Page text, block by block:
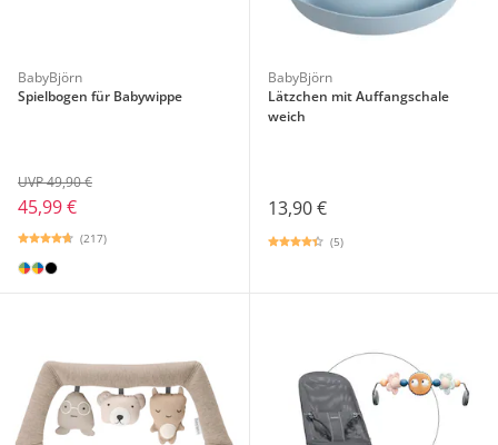
BabyBjörn
Spielbogen für Babywippe
45,99 €
UVP 49,90 €
(217)
BabyBjörn
Lätzchen mit Auffangschale
weich
13,90 €
(5)